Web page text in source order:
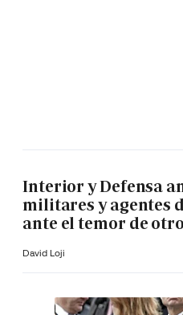
Interior y Defensa
militares y agentes
ante el temor de
David Loji